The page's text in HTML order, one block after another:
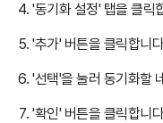
'동기화 설정' 탭을 클릭
'추가' 버튼을 클릭합니
'선택'을 눌러 동기화할
'확인' 버튼을 클릭합니